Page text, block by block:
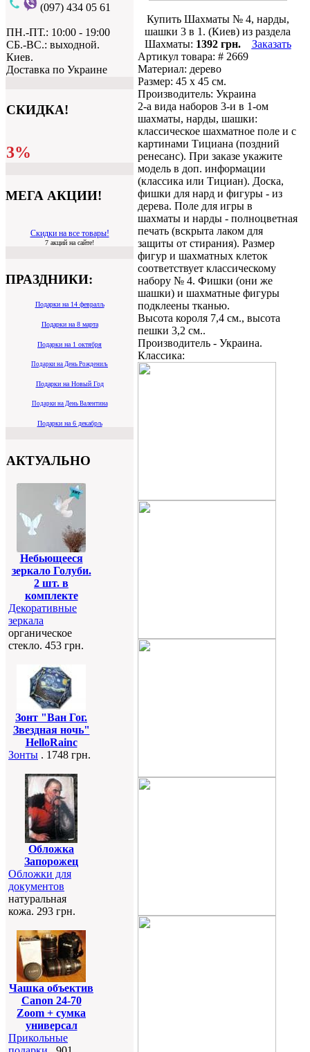
(097) 434 05 61
ПН.-ПТ.: 10:00 - 19:00
СБ.-ВС.: выходной.
Киев.
Доставка по Украине
СКИДКА!
3%
МЕГА АКЦИИ!
Скидки на все товары!
7 акций на сайте!
ПРАЗДНИКИ:
Подарки на 14 февралљ
Подарки на 8 марта
Подарки на 1 октября
Подарки на День Рождениљ
Подарки на Новый Год
Подарки на День Валентина
Подарки на 6 декабрљ
АКТУАЛЬНО
Небьющееся
зеркало Голуби.
2 шт. в
комплекте
Декоративные
зеркала
органическое
стекло. 453 грн.
Зонт "Ван Гог.
Звездная ночь"
HelloRainc
Зонты . 1748 грн.
Обложка
Запорожец
Обложки для
документов
натуральная
кожа. 293 грн.
Чашка объектив
Canon 24-70
Zoom + сумка
универсал
Прикольные
Купить Шахматы № 4, нарды,
шашки 3 в 1. (Киев) из раздела
Шахматы: 1392 грн.
Заказать
Артикул товара: # 2669
Материал: дерево
Размер: 45 х 45 см.
Производитель: Украина
2-а вида наборов 3-и в 1-ом
шахматы, нарды, шашки:
классическое шахматное поле и с
картинами Тициана (поздний
ренесанс). При заказе укажите
модель в доп. информации
(классика или Тициан). Доска,
фишки для нард и фигуры - из
дерева. Поле для игры в
шахматы и нарды - полноцветная
печать (вскрыта лаком для
защиты от стирания). Размер
фигур и шахматных клеток
соответствует классическому
набору № 4. Фишки (они же
шашки) и шахматные фигуры
подклеены тканью.
Высота короля 7,4 см., высота
пешки 3,2 см..
Производитель - Украина.
Классика: